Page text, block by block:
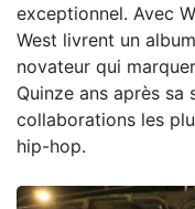
exceptionnel. Avec
West livrent un
novateur qui
Quinze ans après
collaborations les
hip-hop.